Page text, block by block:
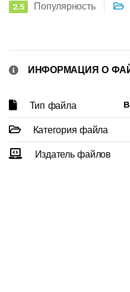
2.5 Популярность
ИНФОРМАЦИЯ О
Тип файла
Категория файла
Издатель файлов